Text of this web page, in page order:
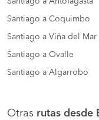
Santiago a Coquimbo
Santiago a Viña del Mar
Santiago a Ovalle
Santiago a Algarrobo
Otras rutas desde